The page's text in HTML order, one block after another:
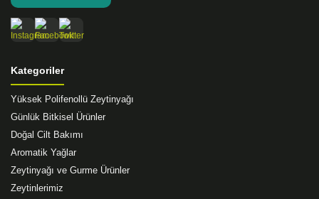
Kategoriler
Yüksek Polifenollü Zeytinyağı
Günlük Bitkisel Ürünler
Doğal Cilt Bakımı
Aromatik Yağlar
Zeytinyağı ve Gurme Ürünler
Zeytinlerimiz